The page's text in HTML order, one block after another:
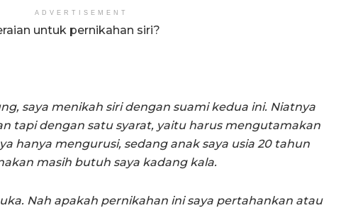
ADVERTISEMENT
untuk pernikahan siri?
saya menikah siri dengan suami kedua ini. Niatnya
tapi dengan satu syarat, yaitu harus mengutamakan
hanya mengurusi, sedang anak saya usia 20 tahun
masih butuh saya kadang kala.
Nah apakah pernikahan ini saya pertahankan atau